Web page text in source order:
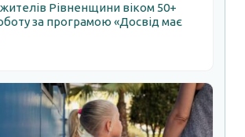
Рівненщини віком 50+
за програмою «Досвід має